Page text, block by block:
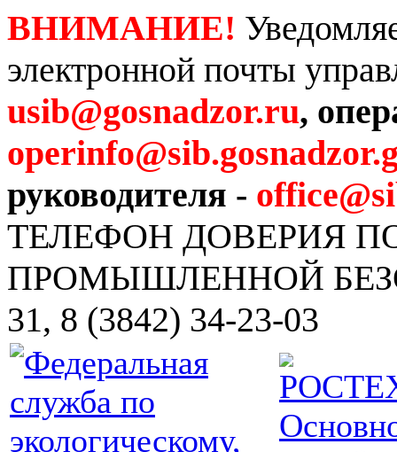
ВНИМАНИЕ!
электронной почты
usib@gosnadzor.ru,
руководителя -
ТЕЛЕФОН ДОВЕРИЯ
ПРОМЫШЛЕННОЙ
31, 8 (3842) 34-23-03